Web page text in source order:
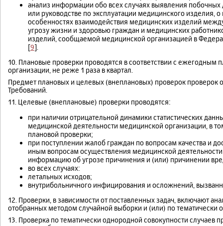
анализ информации обо всех случаях выявления
или руководстве по эксплуатации медицинского
особенностях взаимодействия медицинских изделий
угрозу жизни и здоровью граждан и медицинских
изделий, сообщаемой медицинской организацией в
[9].
10. Плановые проверки проводятся в соответствии с
организации, не реже 1 раза в квартал.
Предмет плановых и целевых (внеплановых) проверок проверок
Требований.
11. Целевые (внеплановые) проверки проводятся:
при наличии отрицательной динамики статистических
медицинской деятельности медицинской организации, в
плановой проверки;
при поступлении жалоб граждан по вопросам качества и
иным вопросам осуществления медицинской
информацию об угрозе причинения и (или) причинении
во всех случаях:
летальных исходов;
внутрибольничного инфицирования и осложнений,
12. Проверки, в зависимости от поставленных задач, включают
отобранных методом случайной выборки и (или) по тематически
13. Проверка по тематически однородной совокупности случаев